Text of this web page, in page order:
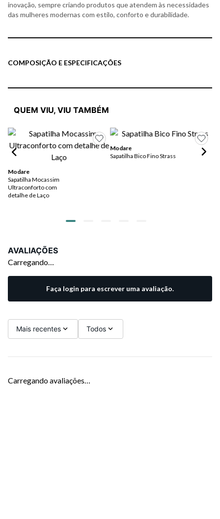
inovação, sempre criando produtos que atendem às necessidades
das mulheres modernas com estilo, conforto e durabilidade.
COMPOSIÇÃO E ESPECIFICAÇÕES
QUEM VIU, VIU TAMBÉM
Modare
Sapatilha Mocassim
Ultraconforto com
detalhe de Laço
Modare
Sapatilha Bico Fino Strass
AVALIAÇÕES
Carregando…
Faça login para escrever uma avaliação.
Mais recentes Todos
Carregando avaliações…